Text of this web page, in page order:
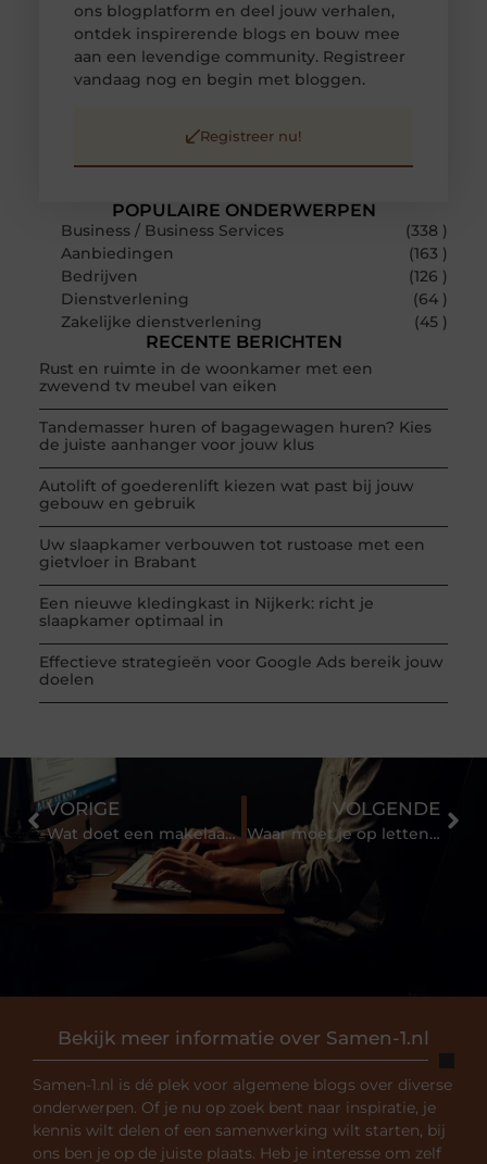
POPULAIRE ONDERWERPEN
Business / Business Services
(338 )
Aanbiedingen
(163 )
Bedrijven
(126 )
Dienstverlening
(64 )
Zakelijke dienstverlening
(45 )
RECENTE BERICHTEN
Rust en ruimte in de woonkamer met een
zwevend tv meubel van eiken
Tandemasser huren of bagagewagen huren? Kies
de juiste aanhanger voor jouw klus
Autolift of goederenlift kiezen wat past bij jouw
gebouw en gebruik
Uw slaapkamer verbouwen tot rustoase met een
gietvloer in Brabant
Een nieuwe kledingkast in Nijkerk: richt je
slaapkamer optimaal in
Effectieve strategieën voor Google Ads bereik jouw
doelen
ons blogplatform en deel jouw verhalen,
ontdek inspirerende blogs en bouw mee
aan een levendige community. Registreer
vandaag nog en begin met bloggen.
Registreer nu!
Bekijk meer informatie over Samen-1.nl
Samen-1.nl is dé plek voor algemene blogs over diverse
onderwerpen. Of je nu op zoek bent naar inspiratie, je
kennis wilt delen of een samenwerking wilt starten, bij
ons ben je op de juiste plaats. Heb je interesse om zelf
VORIGE
Wat doet een makelaar in Heerlen nou precies?
VOLGENDE
Waar moet je op letten bij het inrichten van je thuis werkplek tijdens de laatste maanden van de cor